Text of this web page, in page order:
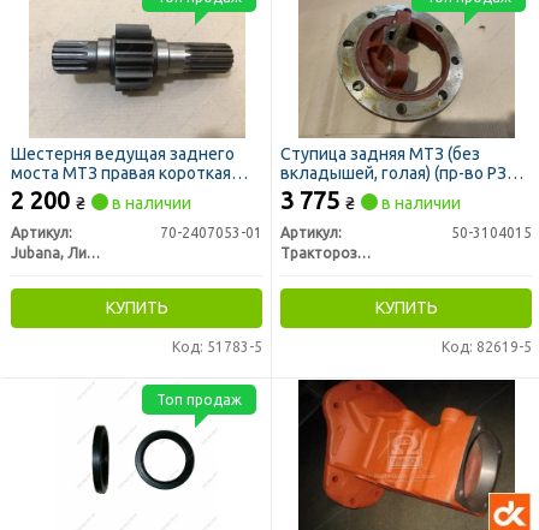
Шестерня ведущая заднего
моста МТЗ правая короткая
(L=266мм) (ТМ JUBANA)
2 200 ₴ в наличии
Артикул:
70-2407053-01
Jubana, Литва
КУПИТЬ
Код: 51783-5
Ступица задняя МТЗ (без
вкладышей, голая) (пр-во РЗТ г.
Ромны)
3 775 ₴ в наличии
Артикул:
50-3104015
Тракторозапчасть г. Ромны
КУПИТЬ
Код: 82619-5
Топ продаж